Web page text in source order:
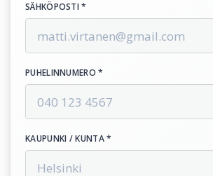
SÄHKÖPOSTI *
PUHELINNUMERO *
KAUPUNKI / KUNTA *